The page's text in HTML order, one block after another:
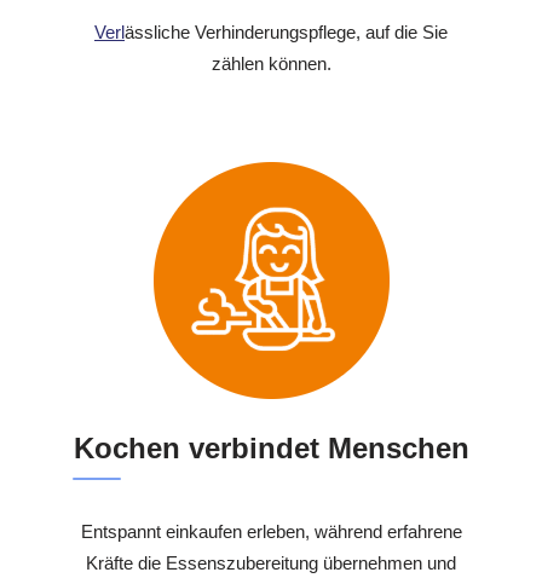
Verlässliche Verhinderungspflege, auf die Sie
zählen können.
Kochen verbindet Menschen
Entspannt einkaufen erleben, während erfahrene
Kräfte die Essenszubereitung übernehmen und